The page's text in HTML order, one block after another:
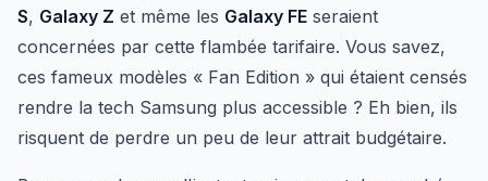
S, Galaxy Z et même les Galaxy FE seraient
concernées par cette flambée tarifaire. Vous savez,
ces fameux modèles « Fan Edition » qui étaient censés
rendre la tech Samsung plus accessible ? Eh bien, ils
risquent de perdre un peu de leur attrait budgétaire.